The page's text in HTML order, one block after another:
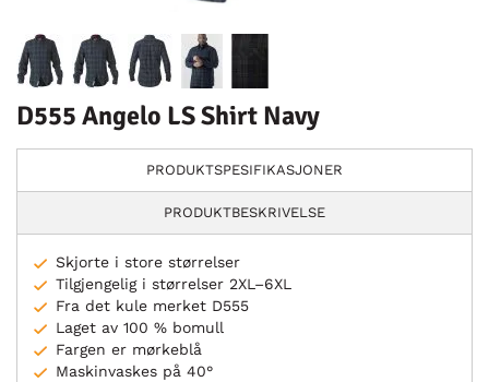
D555 Angelo LS Shirt Navy
PRODUKTSPESIFIKASJONER
PRODUKTBESKRIVELSE
Skjorte i store størrelser
Tilgjengelig i størrelser 2XL–6XL
Fra det kule merket D555
Laget av 100 % bomull
Fargen er mørkeblå
Maskinvaskes på 40°